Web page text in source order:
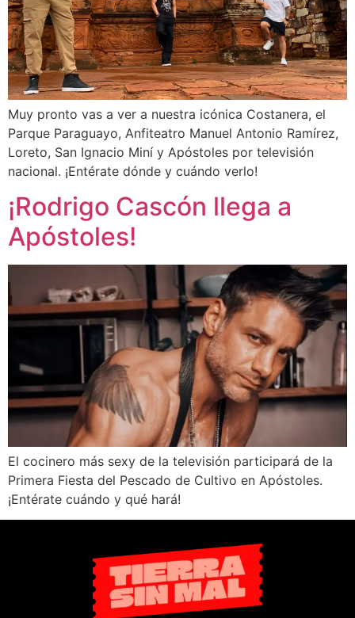
Muy pronto vas a ver a nuestra icónica Costanera, el
Parque Paraguayo, Anfiteatro Manuel Antonio Ramírez,
Loreto, San Ignacio Miní y Apóstoles por televisión
nacional. ¡Entérate dónde y cuándo verlo!
¡Rodrigo Cascón llega a
Apóstoles!
El cocinero más sexy de la televisión participará de la
Primera Fiesta del Pescado de Cultivo en Apóstoles.
¡Entérate cuándo y qué hará!